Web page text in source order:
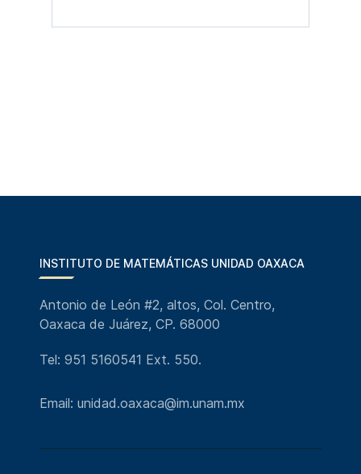
INSTITUTO DE MATEMÁTICAS UNIDAD OAXACA
Antonio de León #2, altos, Col. Centro,
Oaxaca de Juárez, CP. 68000
Tel: 951 5160541 Ext. 550.
Email: unidad.oaxaca@im.unam.mx